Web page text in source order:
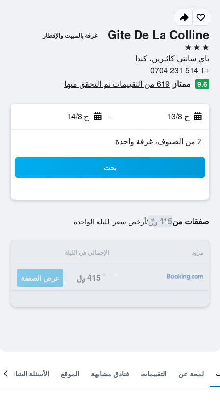
Gite De La Colline غرفة بالمبيت والإفطار
3 نجوم
باي سانتي كاثيرين، كندا
+1 514 231 0704
9.6 ممتاز 619 من التقييمات تم التحقق منها
خ 13/8 - ج 14/8
2 من الضيوف، غرفة واحدة
بحث
صفقات من415 ﷼ /أرخص سعر الليلة الواحدة
مزود الإجمالي في الليلة
415 ﷼ عرض الصفقة
لمحة عن التقييمات فنادق مشابهة الموقع الأسئلة الشائعة